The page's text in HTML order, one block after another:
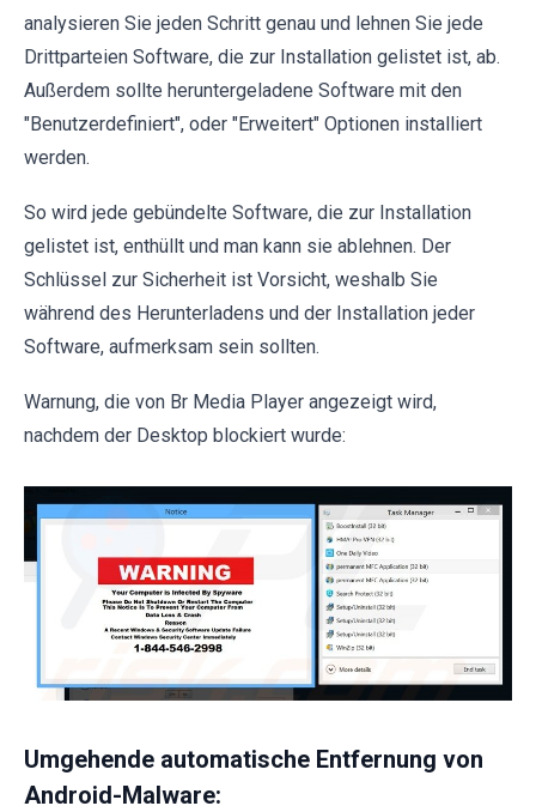
analysieren Sie jeden Schritt genau und lehnen Sie jede
Drittparteien Software, die zur Installation gelistet ist, ab.
Außerdem sollte heruntergeladene Software mit den
"Benutzerdefiniert", oder "Erweitert" Optionen installiert
werden.
So wird jede gebündelte Software, die zur Installation
gelistet ist, enthüllt und man kann sie ablehnen. Der
Schlüssel zur Sicherheit ist Vorsicht, weshalb Sie
während des Herunterladens und der Installation jeder
Software, aufmerksam sein sollten.
Warnung, die von Br Media Player angezeigt wird,
nachdem der Desktop blockiert wurde:
Umgehende automatische Entfernung von
Android-Malware: